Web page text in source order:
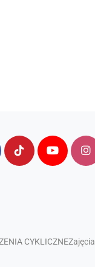
CYKLICZNEZajęcia